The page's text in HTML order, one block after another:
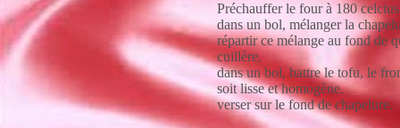
Préchauffer le four à 180
dans un bol, mélanger la
répartir ce mélange au fond de
cuillère.
dans un bol, battre le tofu, le
soit lisse et homogène.
verser sur le fond de chapelure.